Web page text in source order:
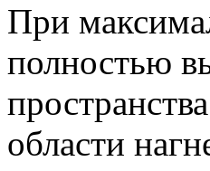
При
полностью
области